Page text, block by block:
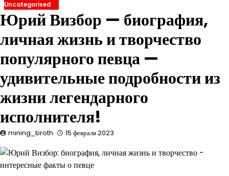
Uncategorised
Юрий Визбор — биография,
личная жизнь и творчество
популярного певца —
удивительные подробности из
жизни легендарного
исполнителя!
mining_broth 15 февраля 2023